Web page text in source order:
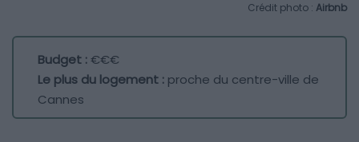
Crédit photo : Airbnb
Budget :€€€
Le plus du logement : proche du centre-ville de
Cannes